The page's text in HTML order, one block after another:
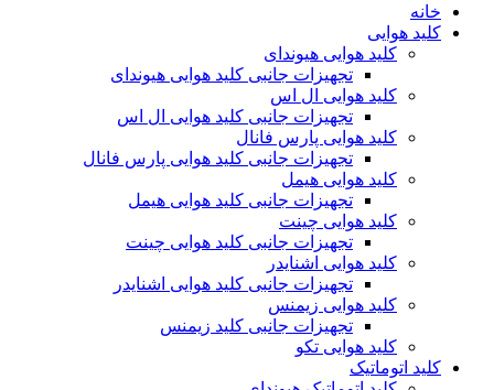
خانه
کلید هوایی
کلید هوایی هیوندای
تجهیزات جانبی کلید هوایی هیوندای
کلید هوایی ال اس
تجهیزات جانبی کلید هوایی ال اس
کلید هوایی پارس فانال
تجهیزات جانبی کلید هوایی پارس فانال
کلید هوایی هیمل
تجهیزات جانبی کلید هوایی هیمل
کلید هوایی چینت
تجهیزات جانبی کلید هوایی چینت
کلید هوایی اشنایدر
تجهیزات جانبی کلید هوایی اشنایدر
کلید هوایی زیمنس
تجهیزات جانبی کلید زیمنس
کلید هوایی تکو
کلید اتوماتیک